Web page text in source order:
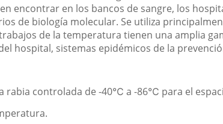
encontrar en los bancos de sangre, los
de biología molecular. Se utiliza
de la temperatura tienen una amplia
hospital, sistemas epidémicos de la
rabia controlada de -40℃ a -86℃ para el